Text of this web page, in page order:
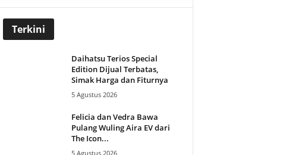
Terkini
Daihatsu Terios Special
Edition Dijual Terbatas,
Simak Harga dan Fiturnya
5 Agustus 2026
Felicia dan Vedra Bawa
Pulang Wuling Aira EV dari
The Icon...
5 Agustus 2026